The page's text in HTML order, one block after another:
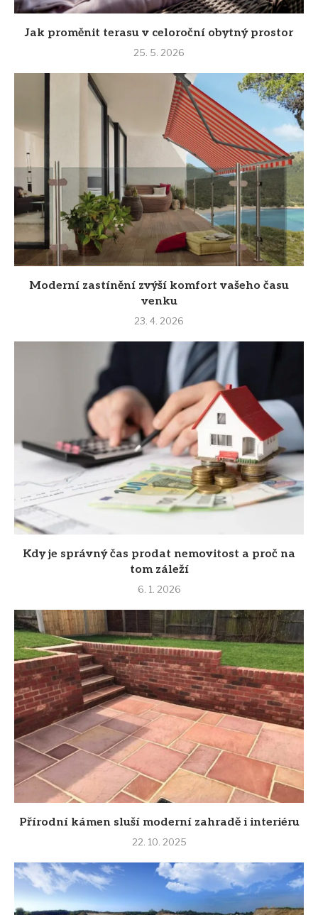
Jak proměnit terasu v celoroční obytný prostor
25. 5. 2026
Moderní zastínění zvýší komfort vašeho času
venku
23. 4. 2026
Kdy je správný čas prodat nemovitost a proč na
tom záleží
6. 1. 2026
Přírodní kámen sluší moderní zahradě i interiéru
22. 10. 2025